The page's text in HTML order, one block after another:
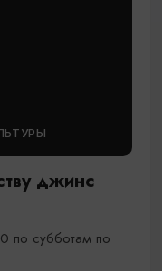
джинс
по субботам по